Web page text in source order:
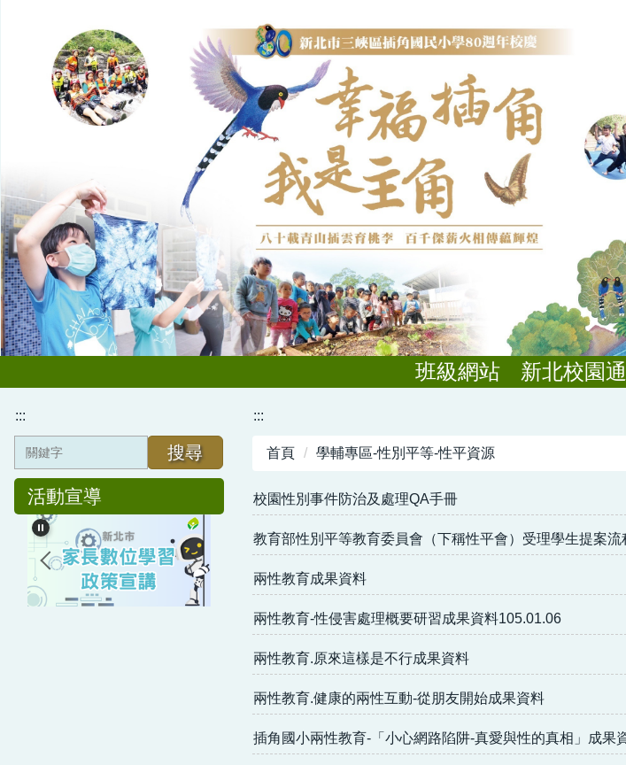
班級網站 新北校園通
:::
搜尋
活動宣導
:::
首頁 學輔專區-性別平等-性平資源
校園性別事件防治及處理QA手冊
教育部性別平等教育委員會（下稱性平會）受理學生提案
兩性教育成果資料
兩性教育-性侵害處理概要研習成果資料105.01.06
兩性教育.原來這樣是不行成果資料
兩性教育.健康的兩性互動-從朋友開始成果資料
插角國小兩性教育-「小心網路陷阱-真愛與性的真相」成果